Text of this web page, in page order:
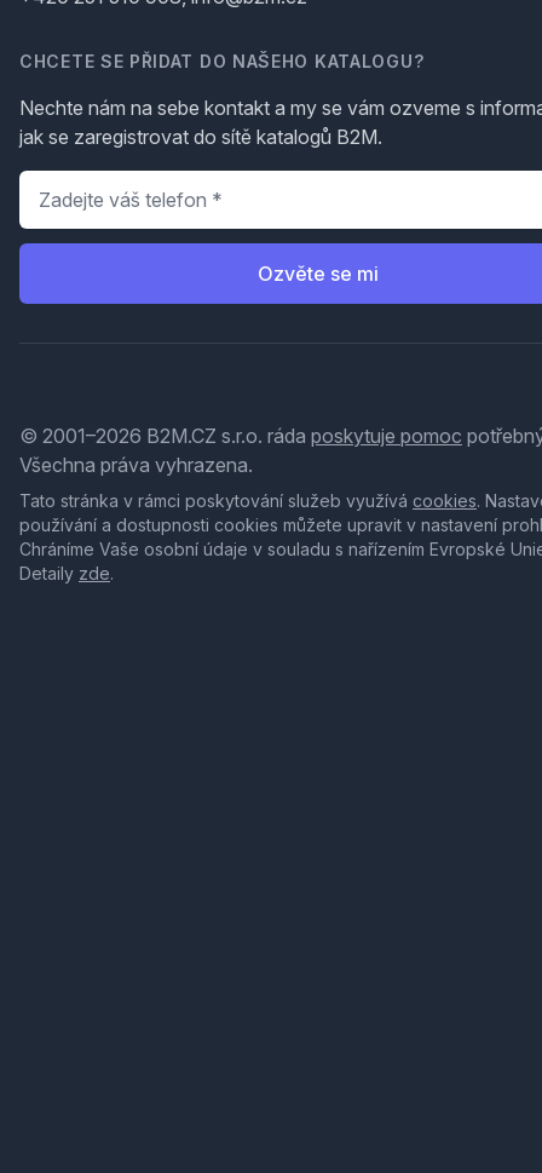
CHCETE SE PŘIDAT DO NAŠEHO KATALOGU?
Nechte nám na sebe kontakt a my se vám ozveme s
jak se zaregistrovat do sítě katalogů B2M.
Telefon
Ozvěte se mi
© 2001–2026 B2M.CZ s.r.o. ráda poskytuje pomoc
Všechna práva vyhrazena.
Tato stránka v rámci poskytování služeb využívá cookies.
používání a dostupnosti cookies můžete upravit v nastavení
Chráníme Vaše osobní údaje v souladu s nařízením Evropské
Detaily zde.